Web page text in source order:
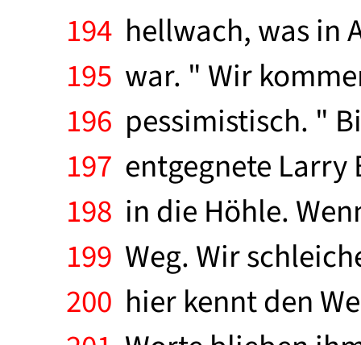
194 hellwach, was in
195 war. " Wir
196 pessimistisch. "
197 entgegnete
198 in die Höhle.
199 Weg. Wir
200 hier kennt den